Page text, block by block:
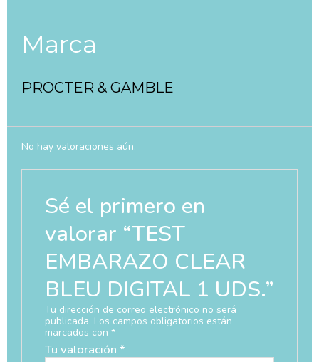
Marca
PROCTER & GAMBLE
No hay valoraciones aún.
Sé el primero en
valorar “TEST
EMBARAZO CLEAR
BLEU DIGITAL 1 UDS.”
Tu dirección de correo electrónico no será
publicada. Los campos obligatorios están
marcados con *
Tu valoración *